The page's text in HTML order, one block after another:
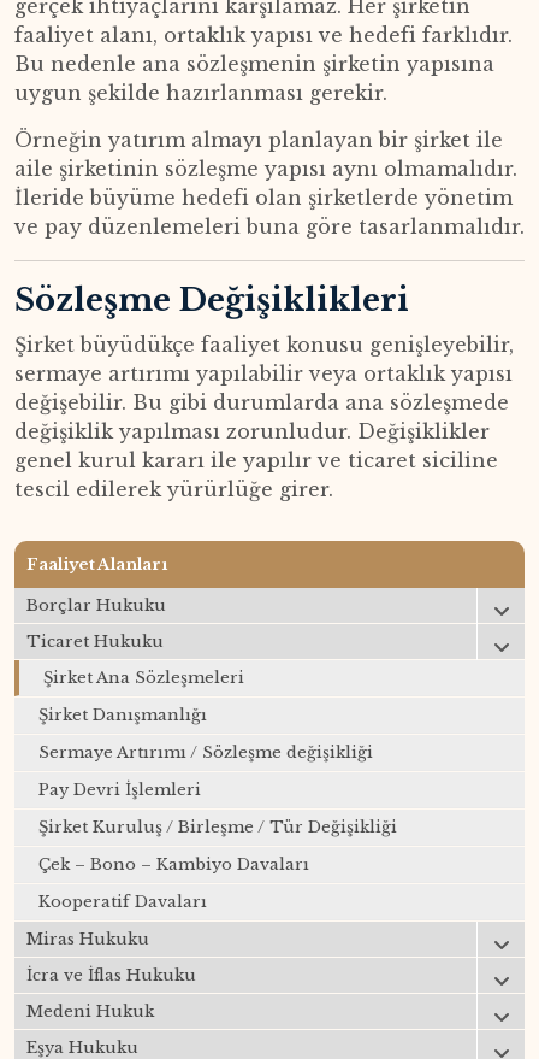
Faaliyet Alanları
Borçlar Hukuku
Ticaret Hukuku
Şirket Ana Sözleşmeleri
Şirket Danışmanlığı
Sermaye Artırımı / Sözleşme değişikliği
Pay Devri İşlemleri
Şirket Kuruluş / Birleşme / Tür Değişikliği
Çek – Bono – Kambiyo Davaları
Kooperatif Davaları
Miras Hukuku
İcra ve İflas Hukuku
Medeni Hukuk
Eşya Hukuku
gerçek ihtiyaçlarını karşılamaz. Her şirketin
faaliyet alanı, ortaklık yapısı ve hedefi farklıdır.
Bu nedenle ana sözleşmenin şirketin yapısına
uygun şekilde hazırlanması gerekir.
Örneğin yatırım almayı planlayan bir şirket ile
aile şirketinin sözleşme yapısı aynı olmamalıdır.
İleride büyüme hedefi olan şirketlerde yönetim
ve pay düzenlemeleri buna göre tasarlanmalıdır.
Sözleşme Değişiklikleri
Şirket büyüdükçe faaliyet konusu genişleyebilir,
sermaye artırımı yapılabilir veya ortaklık yapısı
değişebilir. Bu gibi durumlarda ana sözleşmede
değişiklik yapılması zorunludur. Değişiklikler
genel kurul kararı ile yapılır ve ticaret siciline
tescil edilerek yürürlüğe girer.